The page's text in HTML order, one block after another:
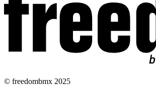
© freedombmx 2025